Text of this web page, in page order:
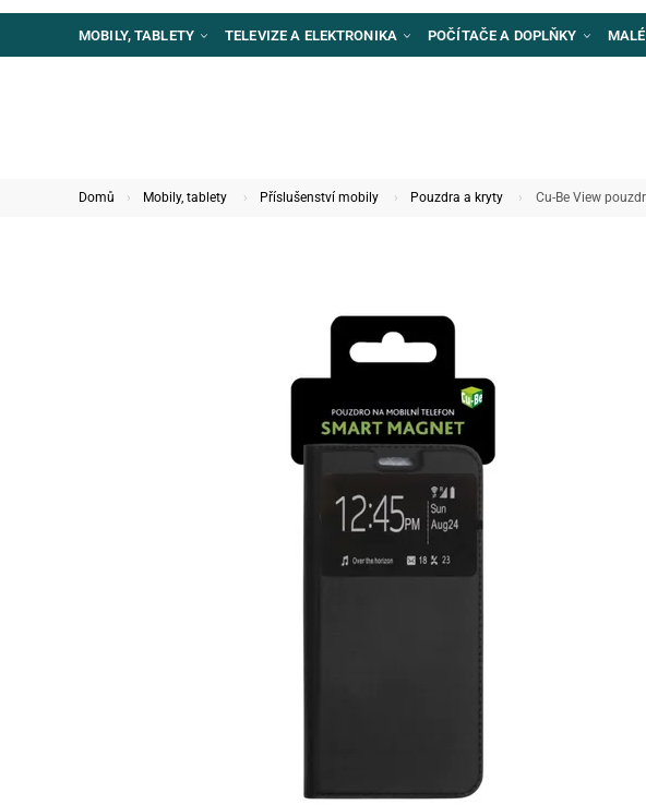
MOBILY, TABLETY TELEVIZE A ELEKTRONIKA POČÍTAČE A DOPLŇKY
Domů Mobily, tablety Příslušenství mobily Pouzdra a kryty Cu-Be View